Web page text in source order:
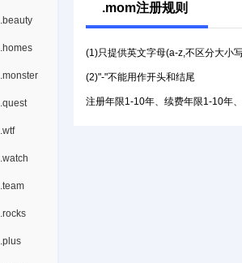
.beauty
.homes
.monster
.quest
.wtf
.watch
.team
.rocks
.plus
.mom注册规则
(1)只提供英文字母(a-z,不区分大小
(2)"-"不能用作开头和结尾
注册年限1-10年、续费年限1-10年